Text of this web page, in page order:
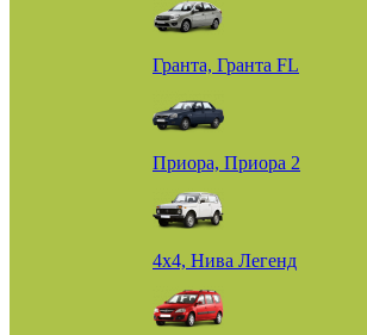
Гранта, Гранта FL
Приора, Приора 2
4х4, Нива Легенд